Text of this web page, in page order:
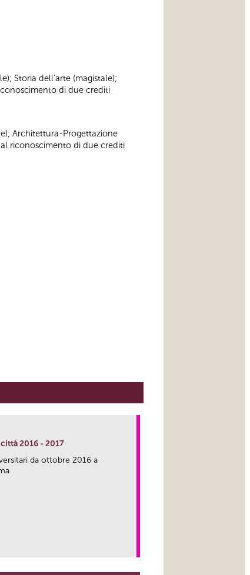
Storia dell’arte (magistale);
di due crediti
Architettura-Progettazione
riconoscimento di due crediti
2016 - 2017
da ottobre 2016 a